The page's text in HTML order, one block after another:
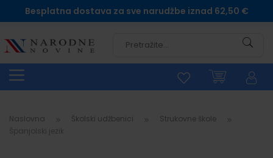
Besplatna dostava za sve narudžbe iznad 62,50 €
Naslovna Školski udžbenici
Strukovne škole